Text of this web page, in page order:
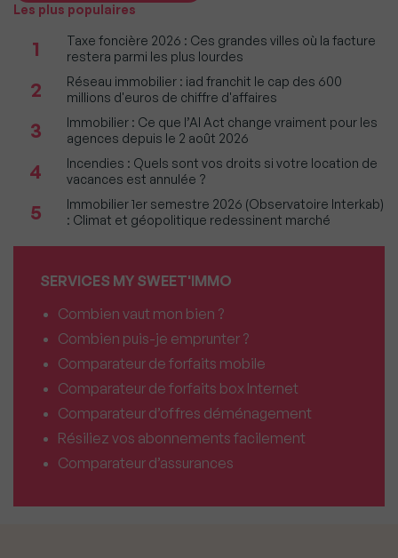
Les plus populaires
1
Taxe foncière 2026 : Ces grandes villes où la facture
restera parmi les plus lourdes
2
Réseau immobilier : iad franchit le cap des 600
millions d'euros de chiffre d'affaires
3
Immobilier : Ce que l’AI Act change vraiment pour les
agences depuis le 2 août 2026
4
Incendies : Quels sont vos droits si votre location de
vacances est annulée ?
5
Immobilier 1er semestre 2026 (Observatoire Interkab)
: Climat et géopolitique redessinent marché
SERVICES MY SWEET'IMMO
Combien vaut mon bien ?
Combien puis-je emprunter ?
Comparateur de forfaits mobile
Comparateur de forfaits box Internet
Comparateur d’offres déménagement
Résiliez vos abonnements facilement
Comparateur d’assurances